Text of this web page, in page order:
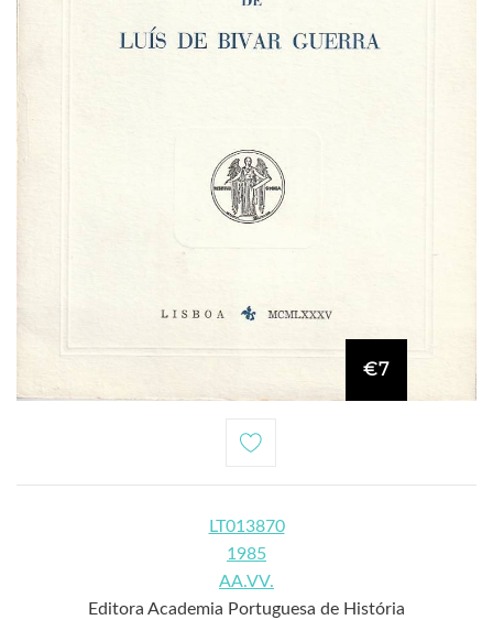
€7
LT013870
1985
AA.VV.
Editora Academia Portuguesa de História